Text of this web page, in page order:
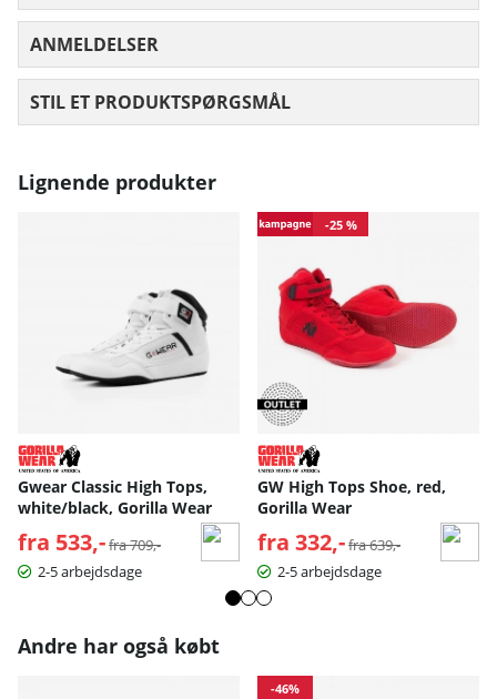
ANMELDELSER
STIL ET PRODUKTSPØRGSMÅL
Lignende produkter
Gwear Classic High Tops,
white/black, Gorilla Wear
fra 533,- Normalpris:
fra 709,-
2-5 arbejdsdage
-25 %
GW High Tops Shoe, red,
Gorilla Wear
fra 332,- Normalpris:
fra 639,-
2-5 arbejdsdage
Andre har også købt
-46%